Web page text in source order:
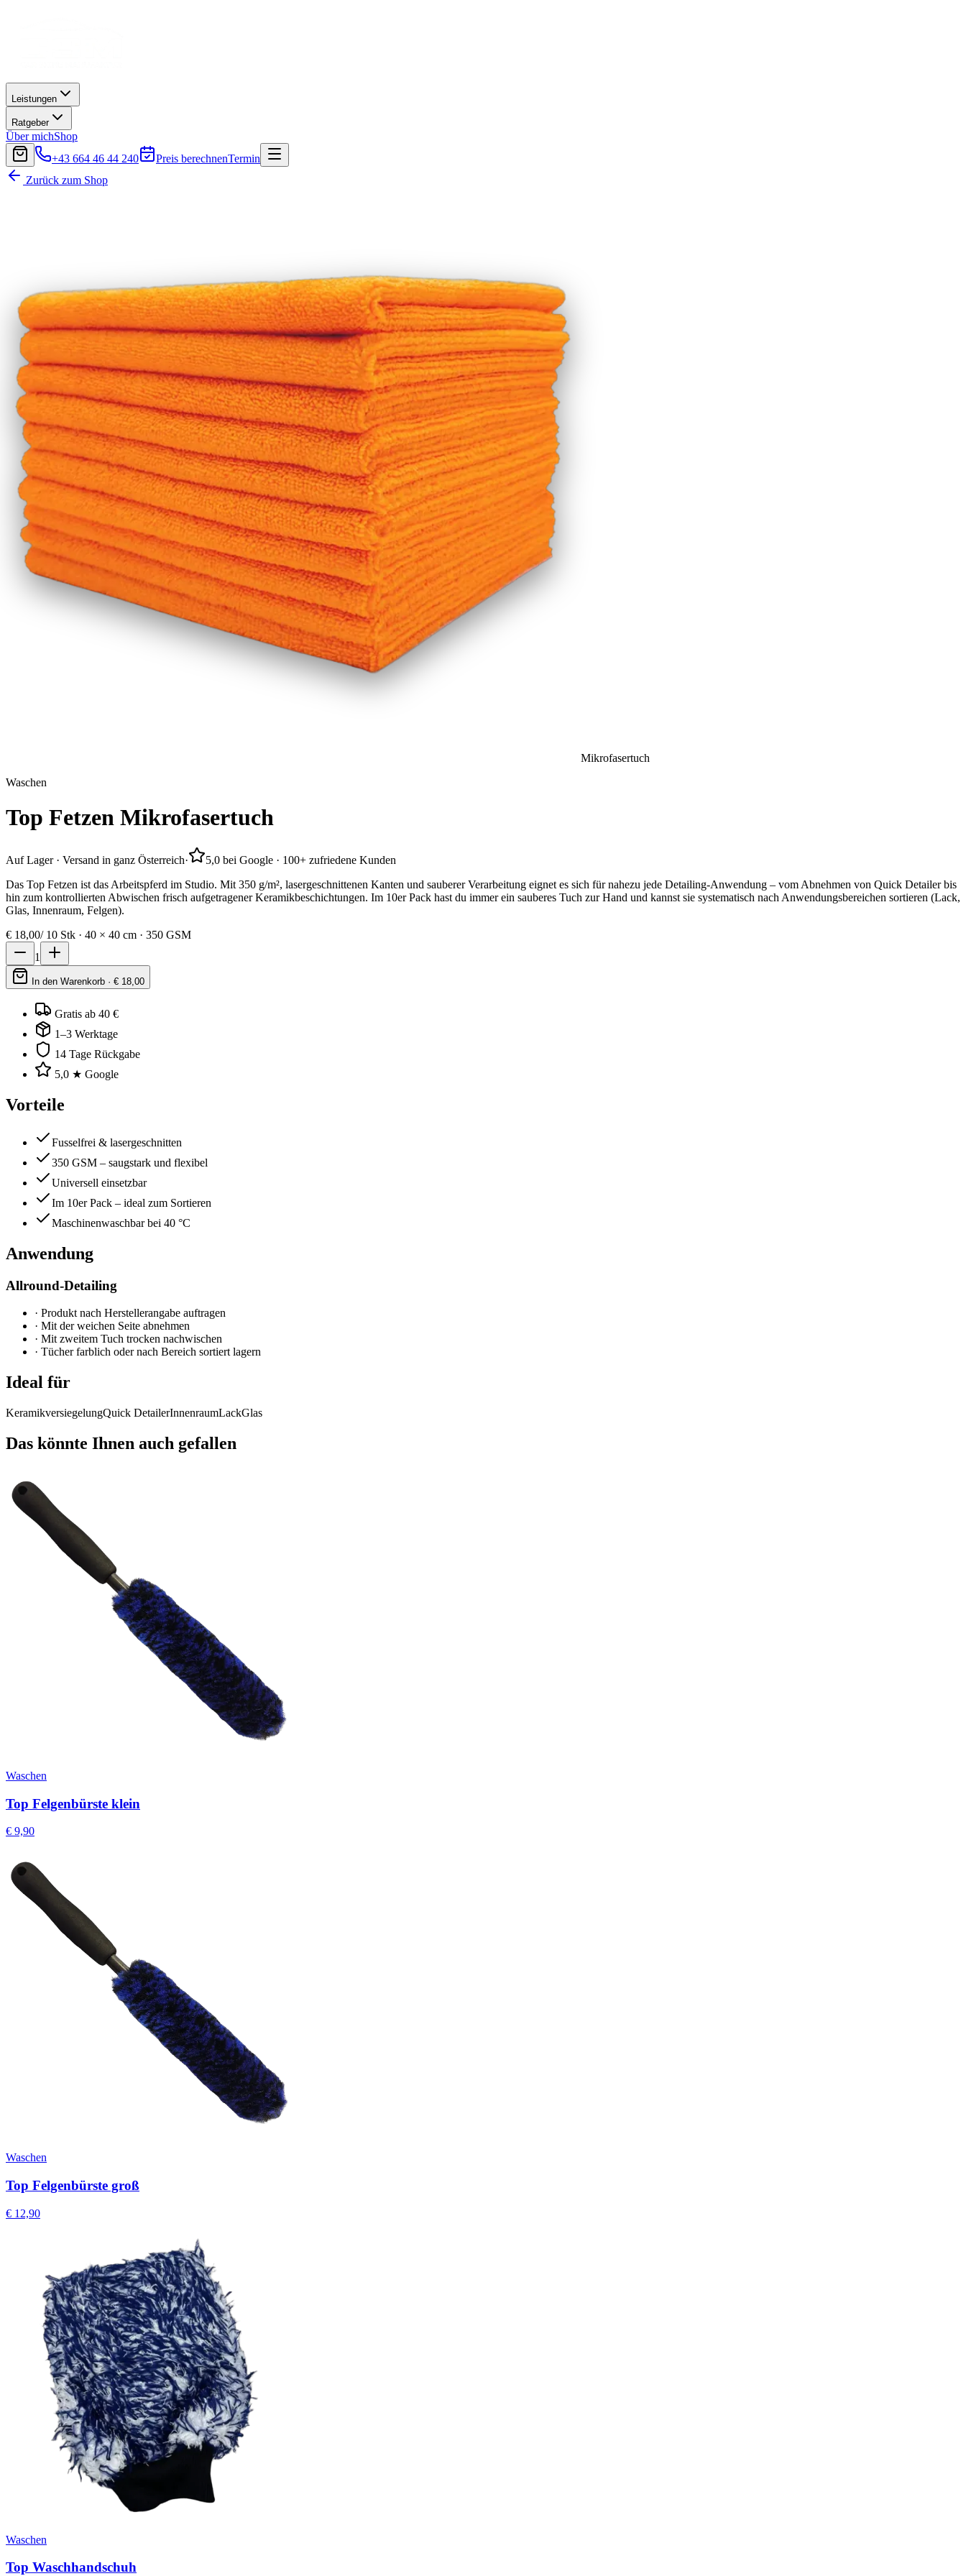
Leistungen
Ratgeber
Über michShop
+43 664 46 44 240
Preis berechnenTermin
Zurück zum Shop
Mikrofasertuch
Waschen
Top Fetzen Mikrofasertuch
Auf Lager · Versand in ganz Österreich·
5,0 bei Google · 100+ zufriedene Kunden
Das Top Fetzen ist das Arbeitspferd im Studio. Mit 350 g/m², lasergeschnittenen Kanten und sauberer Verarbeitung eignet es sich für nahezu jede Detailing-Anwendung – vom Abnehmen von Quick Detailer bis
hin zum kontrollierten Abwischen frisch aufgetragener Keramikbeschichtungen. Im 10er Pack hast du immer ein sauberes Tuch zur Hand und kannst sie systematisch nach Anwendungsbereichen sortieren (Lack,
Glas, Innenraum, Felgen).
€ 18,00/ 10 Stk · 40 × 40 cm · 350 GSM
1
In den Warenkorb · € 18,00
Gratis ab 40 €
1–3 Werktage
14 Tage Rückgabe
5,0 ★ Google
Vorteile
Fusselfrei & lasergeschnitten
350 GSM – saugstark und flexibel
Universell einsetzbar
Im 10er Pack – ideal zum Sortieren
Maschinenwaschbar bei 40 °C
Anwendung
Allround-Detailing
· Produkt nach Herstellerangabe auftragen
· Mit der weichen Seite abnehmen
· Mit zweitem Tuch trocken nachwischen
· Tücher farblich oder nach Bereich sortiert lagern
Ideal für
KeramikversiegelungQuick DetailerInnenraumLackGlas
Das könnte Ihnen auch gefallen
Waschen
Top Felgenbürste klein
€ 9,90
Waschen
Top Felgenbürste groß
€ 12,90
Waschen
Top Waschhandschuh